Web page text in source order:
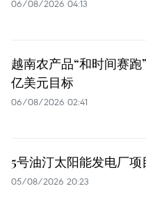
06/08/2026 04:13
越南农产品“和时间赛跑
亿美元目标
06/08/2026 02:41
5号油汀太阳能发电厂
05/08/2026 20:23